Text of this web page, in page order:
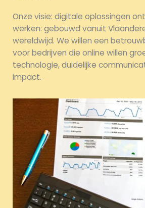
Onze visie: digitale oplossingen
werken: gebouwd vanuit
wereldwijd. We willen een
voor bedrijven die online willen
technologie, duidelijke
impact.